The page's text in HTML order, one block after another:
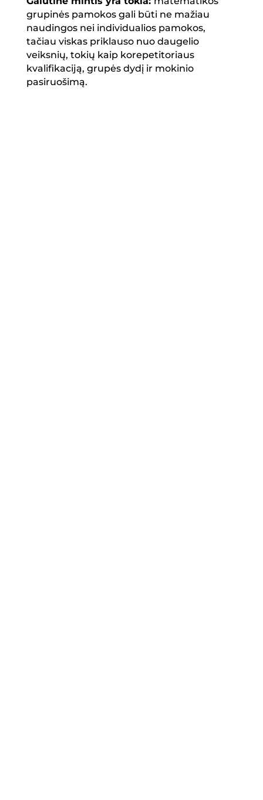
grupinės pamokos gali būti ne mažiau
naudingos nei individualios pamokos,
tačiau viskas priklauso nuo daugelio
veiksnių, tokių kaip korepetitoriaus
kvalifikaciją, grupės dydį ir mokinio
pasiruošimą.